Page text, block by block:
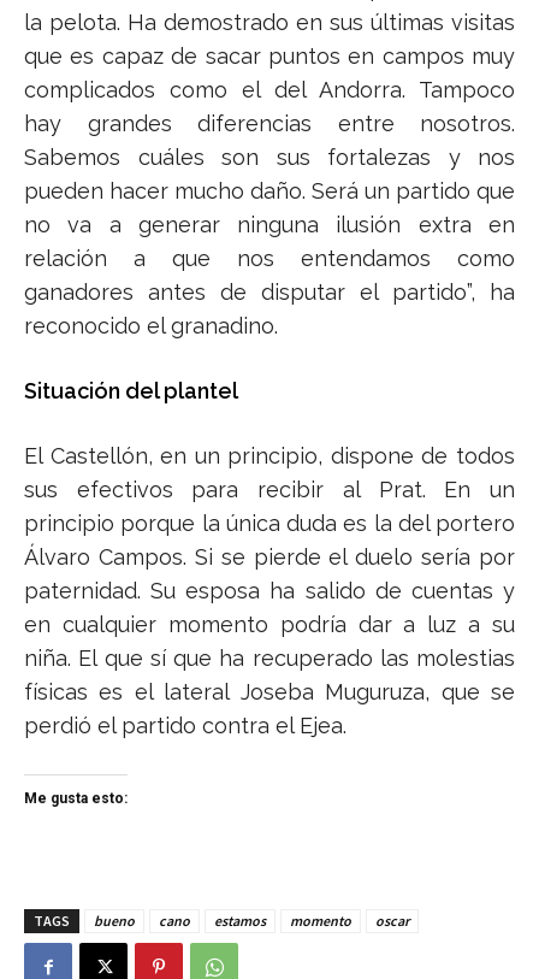
la pelota. Ha demostrado en sus últimas visitas
que es capaz de sacar puntos en campos muy
complicados como el del Andorra. Tampoco
hay grandes diferencias entre nosotros.
Sabemos cuáles son sus fortalezas y nos
pueden hacer mucho daño. Será un partido que
no va a generar ninguna ilusión extra en
relación a que nos entendamos como
ganadores antes de disputar el partido”, ha
reconocido el granadino.
Situación del plantel
El Castellón, en un principio, dispone de todos
sus efectivos para recibir al Prat. En un
principio porque la única duda es la del portero
Álvaro Campos. Si se pierde el duelo sería por
paternidad. Su esposa ha salido de cuentas y
en cualquier momento podría dar a luz a su
niña. El que sí que ha recuperado las molestias
físicas es el lateral Joseba Muguruza, que se
perdió el partido contra el Ejea.
Me gusta esto:
TAGS bueno cano estamos momento oscar